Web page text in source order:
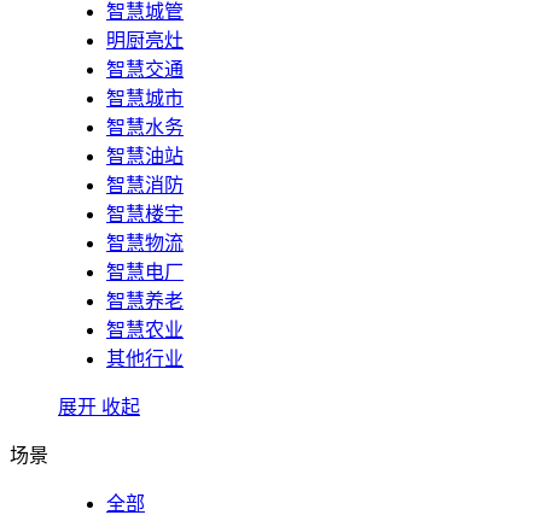
智慧城管
明厨亮灶
智慧交通
智慧城市
智慧水务
智慧油站
智慧消防
智慧楼宇
智慧物流
智慧电厂
智慧养老
智慧农业
其他行业
展开 收起
场景
全部